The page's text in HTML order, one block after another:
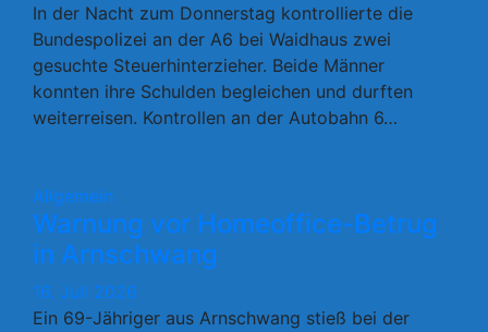
In der Nacht zum Donnerstag kontrollierte die
Bundespolizei an der A6 bei Waidhaus zwei
gesuchte Steuerhinterzieher. Beide Männer
konnten ihre Schulden begleichen und durften
weiterreisen. Kontrollen an der Autobahn 6…
Allgemein
Warnung vor Homeoffice-Betrug
in Arnschwang
16. Juli 2026
Ein 69-Jähriger aus Arnschwang stieß bei der